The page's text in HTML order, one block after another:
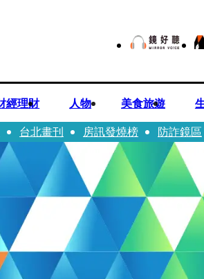
經理財 人物 美食旅遊
台北畫刊 房訊發燒榜 防詐鏡區